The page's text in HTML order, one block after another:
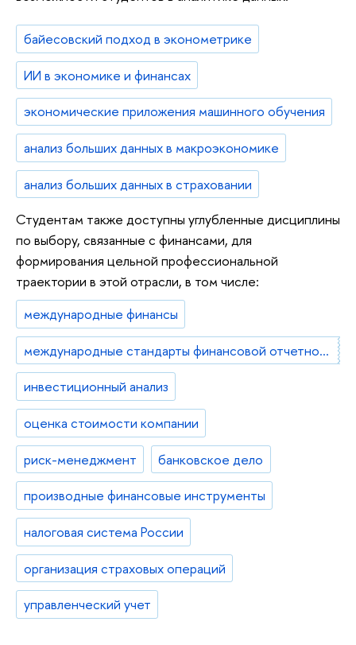
байесовский подход в эконометрике
ИИ в экономике и финансах
экономические приложения машинного обучения
анализ больших данных в макроэкономике
анализ больших данных в страховании
Студентам также доступны углубленные дисциплины
по выбору, связанные с финансами, для
формирования цельной профессиональной
траектории в этой отрасли, в том числе:
международные финансы
международные стандарты финансовой отчетности
инвестиционный анализ
оценка стоимости компании
риск-менеджмент
банковское дело
производные финансовые инструменты
налоговая система России
организация страховых операций
управленческий учет